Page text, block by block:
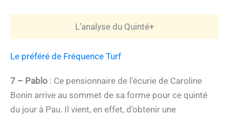
L’analyse du Quinté+
Le préféré de Fréquence Turf
7 – Pablo : Ce pensionnaire de l’écurie de Caroline
Bonin arrive au sommet de sa forme pour ce quinté
du jour à Pau. Il vient, en effet, d’obtenir une